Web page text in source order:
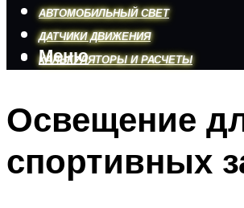
АВТОМОБИЛЬНЫЙ СВЕТ
ДАТЧИКИ ДВИЖЕНИЯ
КАЛЬКУЛЯТОРЫ И РАСЧЕТЫ
Меню
Меню
Освещение
спортивных